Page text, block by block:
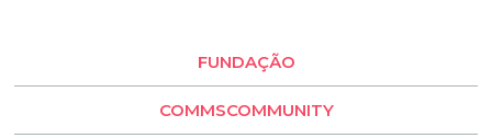
LLYC Buenos Aires
BESO by LLYC
FUNDAÇÃO
COMMSCOMMUNITY